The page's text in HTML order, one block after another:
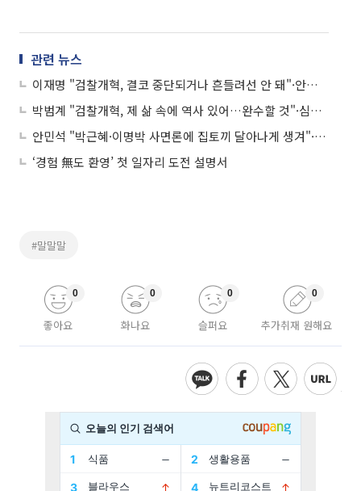
관련 뉴스
이재명 "검찰개혁, 결코 중단되거나 흔들려선 안 돼"·안철수 "박원순 피해자 손편지 공개는 2차 가해…사죄해야" 外
박범계 "검찰개혁, 제 삶 속에 역사 있어…완수할 것"·심상정 "중대재해법 정부안, 매년 2000명 죽음 방치하는 것" 外
안민석 "박근혜·이명박 사면론에 집토끼 달아나게 생겨"·이재오 "반성 조건 사면, 시중 잡범에나 하는 얘기" 外
‘경험 無도 환영’ 첫 일자리 도전 설명서
#말말말
좋아요
0
화나요
0
슬퍼요
0
추가취재 원해요
0